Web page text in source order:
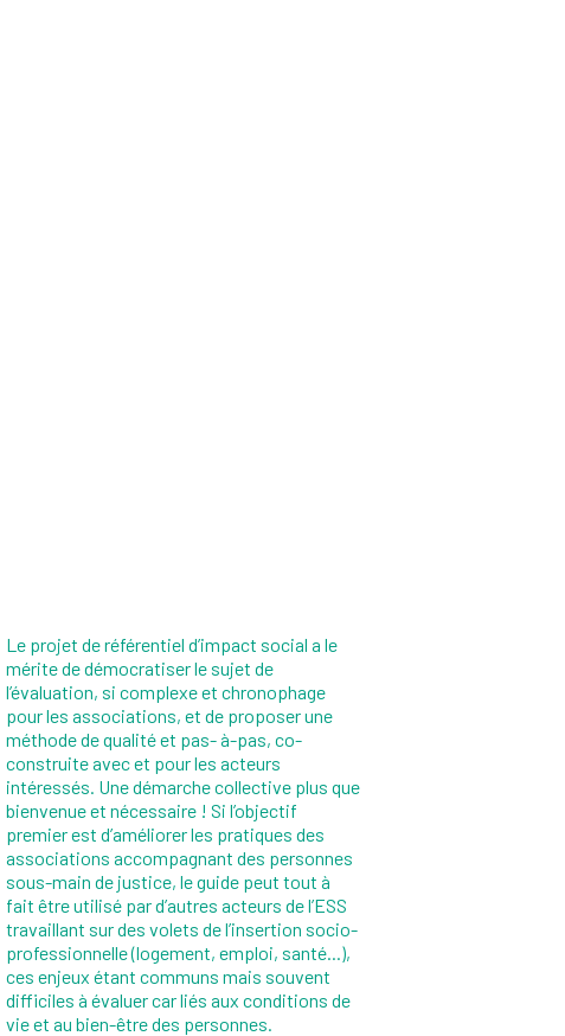
Le projet de référentiel d’impact social a le
mérite de démocratiser le sujet de
l’évaluation, si complexe et chronophage
pour les associations, et de proposer une
méthode de qualité et pas- à-pas, co-
construite avec et pour les acteurs
intéressés. Une démarche collective plus que
bienvenue et nécessaire ! Si l’objectif
premier est d’améliorer les pratiques des
associations accompagnant des personnes
sous-main de justice, le guide peut tout à
fait être utilisé par d’autres acteurs de l’ESS
travaillant sur des volets de l’insertion socio-
professionnelle (logement, emploi, santé...),
ces enjeux étant communs mais souvent
difficiles à évaluer car liés aux conditions de
vie et au bien-être des personnes.